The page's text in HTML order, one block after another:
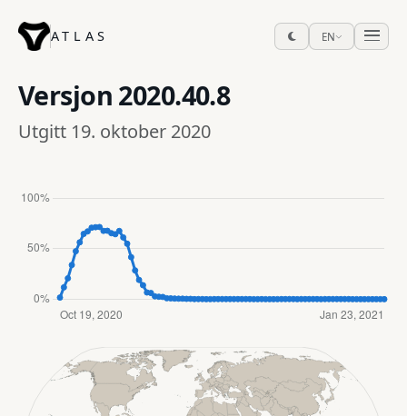
ATLAS EN
Versjon 2020.40.8
Utgitt 19. oktober 2020